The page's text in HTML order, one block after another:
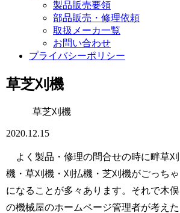
製品販売要領
部品販売・修理依頼
取扱メーカ一覧
お問い合わせ
プライバシーポリシー
草芝刈機
草芝刈機
2020.12.15
よく製品・修理の問合せの時に畔草刈
機・草刈機・刈払機・芝刈機がごっちゃ
になることが多々あります。それで木俣
の機械屋のホームページ管理者が考えた